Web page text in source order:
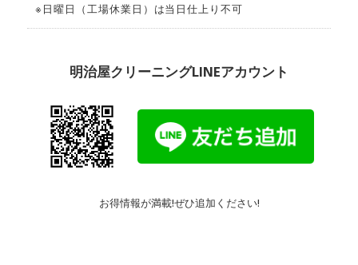
※日曜日（工場休業日）は当日仕上り不可
明治屋クリーニングLINEアカウント
お得情報が満載!ぜひ追加ください!